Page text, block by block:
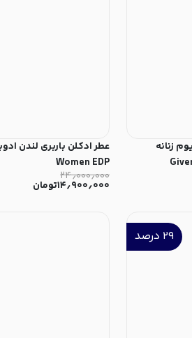
زنانه
Women EDP
۲۴٫۰۰۰٫۰۰۰
۱۴٫۹۰۰٫۰۰۰تومان
۲۹ درصد